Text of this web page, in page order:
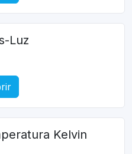
Luz
Kelvin